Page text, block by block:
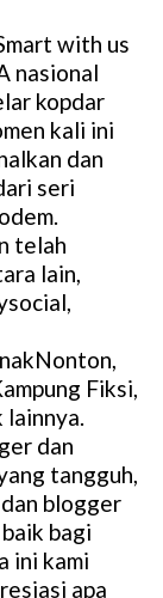
with us
nasional
kopdar
kali ini
dan
seri
telah
lain,
Fiksi,
lainnya.
dan
tangguh,
blogger
bagi
ini kami
apa